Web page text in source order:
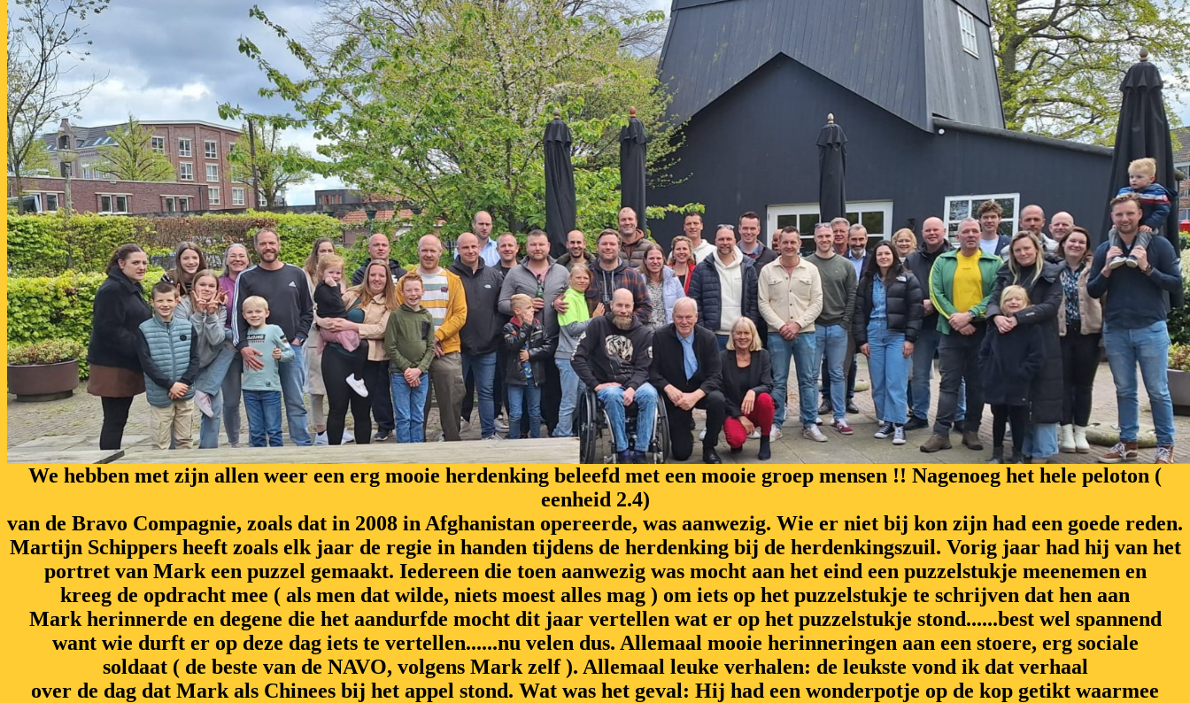
We hebben met zijn allen weer een erg mooie herdenking beleefd met een mooie groep mensen !! Nagenoeg het hele peloton (
eenheid 2.4)
van de Bravo Compagnie, zoals dat in 2008 in Afghanistan opereerde, was aanwezig. Wie er niet bij kon zijn had een goede reden.
Martijn Schippers heeft zoals elk jaar de regie in handen tijdens de herdenking bij de herdenkingszuil. Vorig jaar had hij van het
portret van Mark een puzzel gemaakt. Iedereen die toen aanwezig was mocht aan het eind een puzzelstukje meenemen en
kreeg de opdracht mee ( als men dat wilde, niets moest alles mag ) om iets op het puzzelstukje te schrijven dat hen aan
Mark herinnerde en degene die het aandurfde mocht dit jaar vertellen wat er op het puzzelstukje stond......best wel spannend
want wie durft er op deze dag iets te vertellen......nu velen dus. Allemaal mooie herinneringen aan een stoere, erg sociale
soldaat ( de beste van de NAVO, volgens Mark zelf ). Allemaal leuke verhalen: de leukste vond ik dat verhaal
over de dag dat Mark als Chinees bij het appel stond. Wat was het geval: Hij had een wonderpotje op de kop getikt waarmee